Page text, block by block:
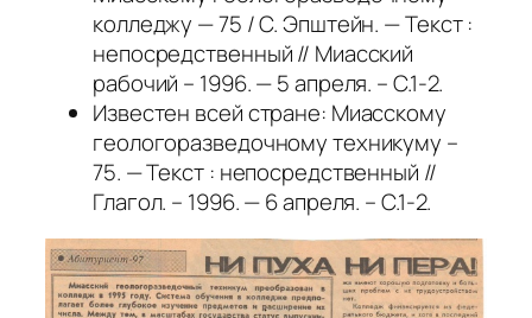
колледжу — 75 / С. Эпштейн. — Текст :
непосредственный // Миасский
рабочий – 1996. — 5 апреля. – С.1-2.
Известен всей стране: Миасскому
геологоразведочному техникуму –
75. — Текст : непосредственный //
Глагол. – 1996. — 6 апреля. – С.1-2.